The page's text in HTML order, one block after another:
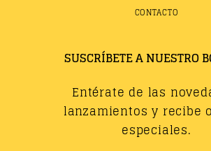
CONTACTO
SUSCRÍBETE A NUESTRO
Entérate de las
lanzamientos y recibe
especiales.